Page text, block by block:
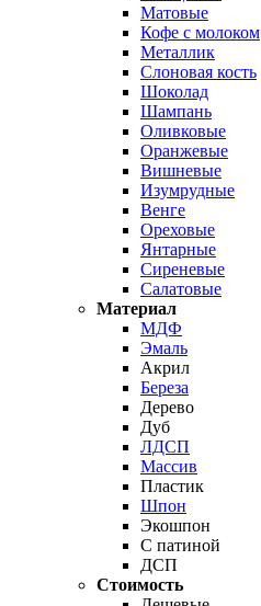
Матовые
Кофе с молоком
Металлик
Слоновая кость
Шоколад
Шампань
Оливковые
Оранжевые
Вишневые
Изумрудные
Венге
Ореховые
Янтарные
Сиреневые
Салатовые
Материал
МДФ
Эмаль
Акрил
Береза
Дерево
Дуб
ЛДСП
Массив
Пластик
Шпон
Экошпон
С патиной
ДСП
Стоимость